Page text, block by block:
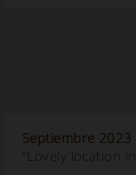
Septiembre 2023
“Lovely location